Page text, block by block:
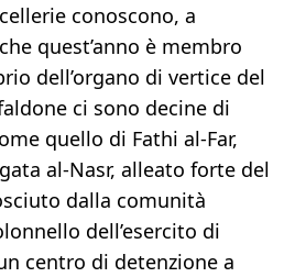
conoscono, a
quest’anno è membro
dell’organo di vertice del
ci sono decine di
quello di Fathi al-Far,
al-Nasr, alleato forte del
dalla comunità
dell’esercito di
centro di detenzione a